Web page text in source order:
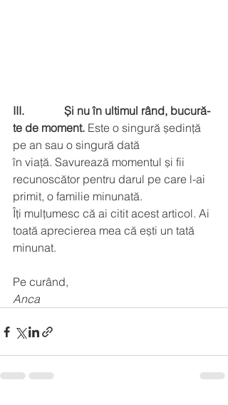
III.              Și nu în ultimul rând, bucură-
te de moment. Este o singură ședință
pe an sau o singură dată
în viață. Savurează momentul și fii
recunoscător pentru darul pe care l-ai
primit, o familie minunată.
Îți mulțumesc că ai citit acest articol. Ai
toată aprecierea mea că ești un tată
minunat.
Pe curând,
Anca